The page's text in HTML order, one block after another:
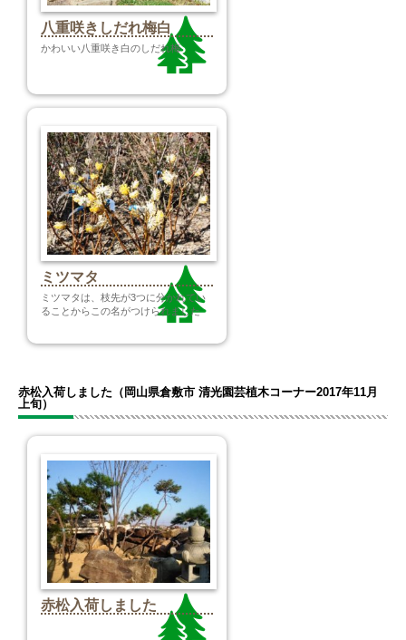
八重咲きしだれ梅白
かわいい八重咲き白のしだれ梅
ミツマタ
ミツマタは、枝先が3つに分かれてい
ることからこの名がつけられました
赤松入荷しました（岡山県倉敷市 清光園芸植木コーナー2017年11月
上旬）
赤松入荷しました